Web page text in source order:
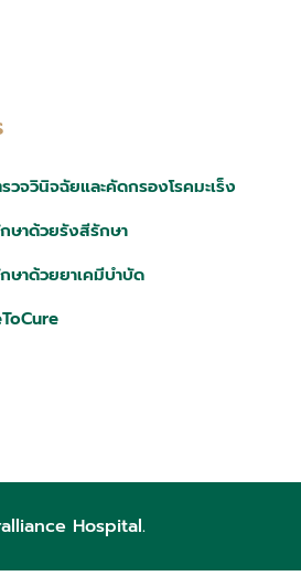
วจวินิจฉัยและคัดกรองโรคมะเร็ง
ษาด้วยรังสีรักษา
ษาด้วยยาเคมีบำบัด
Hospital.